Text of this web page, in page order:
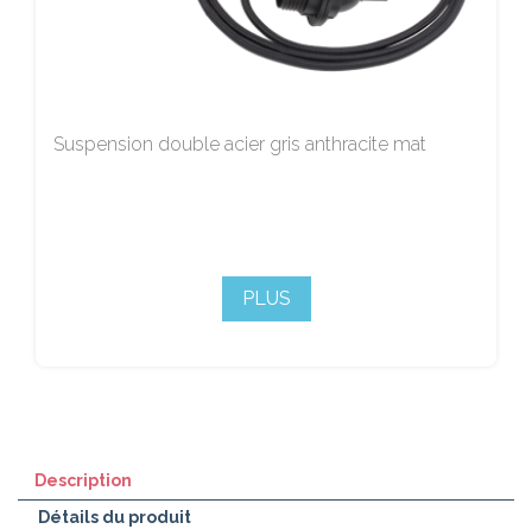
Suspension double acier gris anthracite mat
PLUS
Description
Détails du produit